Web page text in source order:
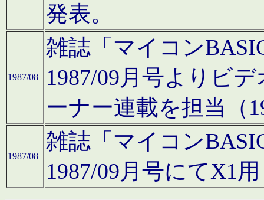
発表。
1987/08
雑誌「マイコン
1987/09月号よりビ
ーナー連載を担当（
1987/08
雑誌「マイコン
1987/09月号にてX1